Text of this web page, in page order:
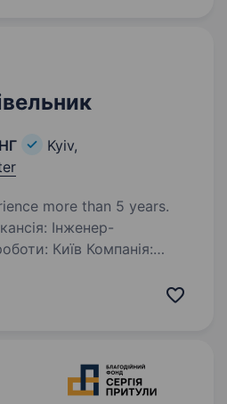
Kyiv,
more than 5 years.
Київ Компанія: